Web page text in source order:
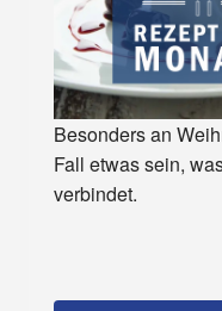
Besonders an
Fall etwas sein,
verbindet.